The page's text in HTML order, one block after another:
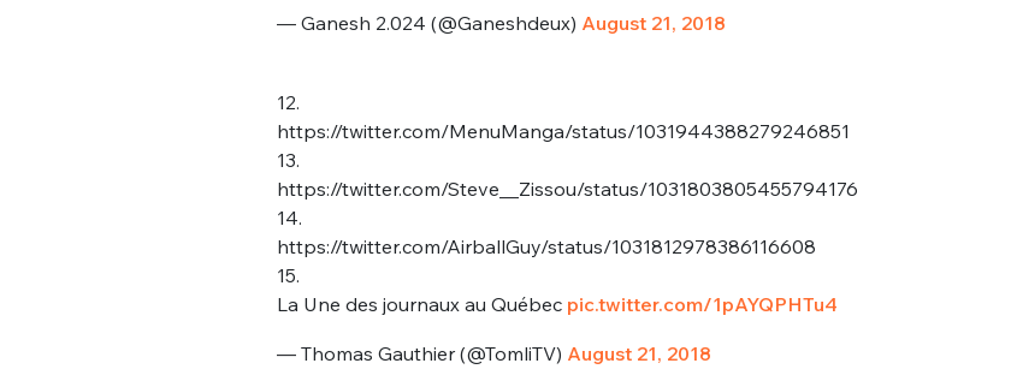
— Ganesh 2.024 (@Ganeshdeux) August 21, 2018
12.
https://twitter.com/MenuManga/status/1031944388279246851
13.
https://twitter.com/Steve__Zissou/status/1031803805455794176
14.
https://twitter.com/AirballGuy/status/1031812978386116608
15.
La Une des journaux au Québec pic.twitter.com/1pAYQPHTu4
— Thomas Gauthier (@TomliTV) August 21, 2018
Bienvenue !
PSEUDO
EMAIL
PASSWORD*
VOTRE PARTICIPATION
Que souhaitez-vous proposer ?
Quelques
tweets
Ma propre